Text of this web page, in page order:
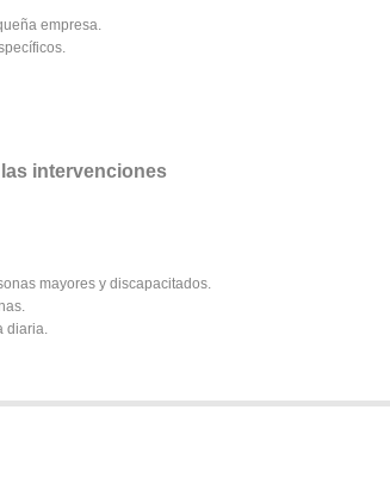
empresa.
intervenciones
mayores y discapacitados.
diaria.